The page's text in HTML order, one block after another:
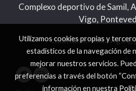
Complexo deportivo de Samil,
Vigo,
Utilizamos cookies propias y
estadísticos de la navegación de
mejorar nuestros servicios.
preferencias a través del botón
información en nuestra